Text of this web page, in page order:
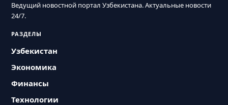
Ведущий новостной портал Узбекистана. Актуальные новости
24/7.
РАЗДЕЛЫ
Узбекистан
Экономика
Финансы
Технологии